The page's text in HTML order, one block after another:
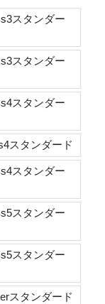
スタンダー
スタンダー
スタンダー
スタンダード
スタンダー
スタンダー
スタンダー
スタンダード